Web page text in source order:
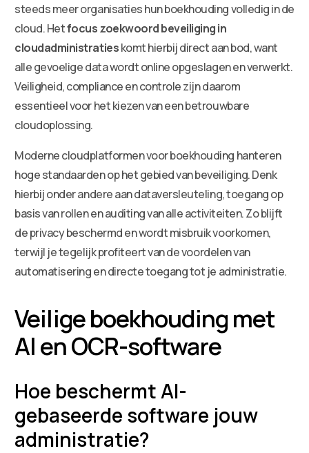
steeds meer organisaties hun boekhouding volledig in de
cloud. Hetfocus zoekwoord beveiliging in
cloudadministratieskomt hierbij direct aan bod, want
alle gevoelige data wordt online opgeslagen en verwerkt.
Veiligheid, compliance en controle zijn daarom
essentieel voor het kiezen van een betrouwbare
cloudoplossing.
Moderne cloudplatformen voor boekhouding hanteren
hoge standaarden op het gebied van beveiliging. Denk
hierbij onder andere aan dataversleuteling, toegang op
basis van rollen en auditing van alle activiteiten. Zo blijft
de privacy beschermd en wordt misbruik voorkomen,
terwijl je tegelijk profiteert van de voordelen van
automatisering en directe toegang tot je administratie.
Veilige boekhouding met
AI en OCR-software
Hoe beschermt AI-
gebaseerde software jouw
administratie?